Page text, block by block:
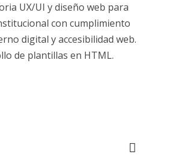
UX/UI y diseño web para
con cumplimiento
digital y accesibilidad web.
de plantillas en HTML.